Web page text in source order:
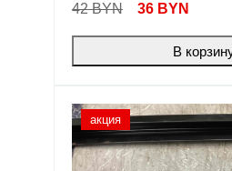
42 BYN 36 BYN
В
акция